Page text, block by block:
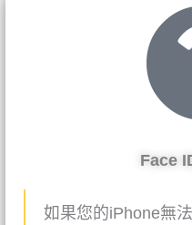
Face
如果您的iPhone無